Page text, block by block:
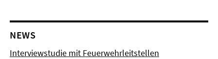
NEWS
Interviewstudie mit Feuerwehrleitstellen